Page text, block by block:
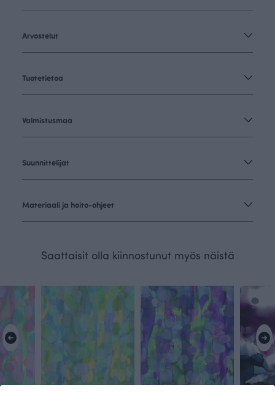
Arvostelut
Tuotetietoa
Valmistusmaa
Suunnittelijat
Materiaali ja hoito-ohjeet
Saattaisit olla kiinnostunut myös näistä